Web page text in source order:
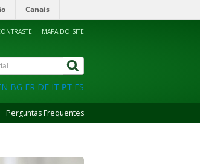
Canais
MAPA DO SITE
BG FR DE IT PT ES
Perguntas Frequentes